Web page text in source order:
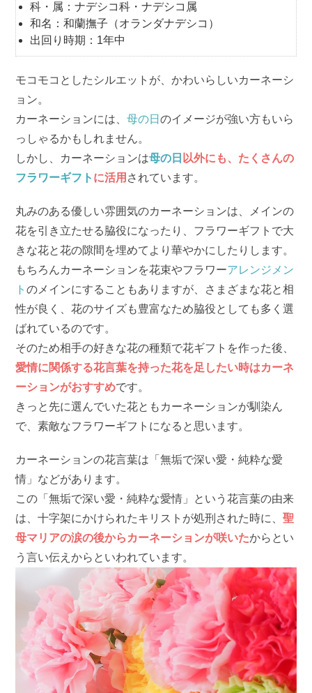
科・属：ナデシコ科・ナデシコ属
和名：和蘭撫子（オランダナデシコ）
出回り時期：1年中
モコモコとしたシルエットが、かわいらしいカーネーシ
ョン。
カーネーションには、母の日のイメージが強い方もいら
っしゃるかもしれません。
しかし、カーネーションは母の日 以外にも、たくさんの
フラワーギフト に活用 されています。
丸みのある優しい雰囲気のカーネーションは、メインの
花を引き立たせる脇役になったり、フラワーギフトで大
きな花と花の隙間を埋めてより華やかにしたりします。
もちろんカーネーションを花束やフラワーアレンジメン
トのメインにすることもありますが、さまざまな花と相
性が良く、花のサイズも豊富なため脇役としても多く選
ばれているのです。
そのため相手の好きな花の種類で花ギフトを作った後、
愛情に関係する花言葉を持った花を足したい時はカーネ
ーションがおすすめです。
きっと先に選んでいた花ともカーネーションが馴染ん
で、素敵なフラワーギフトになると思います。
カーネーションの花言葉は「無垢で深い愛・純粋な愛
情」などがあります。
この「無垢で深い愛・純粋な愛情」という花言葉の由来
は、十字架にかけられたキリストが処刑された時に、聖
母マリアの涙の後からカーネーションが咲いたからとい
う言い伝えからといわれています。